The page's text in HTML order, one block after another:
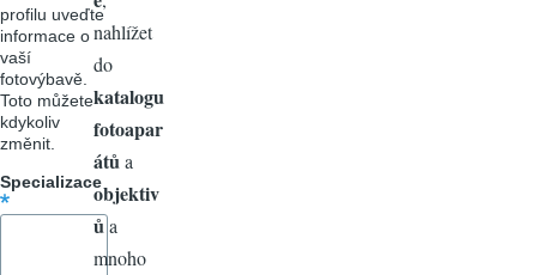
profilu uveďte
informace o
vaší
fotovýbavě.
Toto můžete
kdykoliv
změnit.
Specializace
nahlížet
do
katalogu
fotoapar
átů a
objektiv
ůa
mnoho